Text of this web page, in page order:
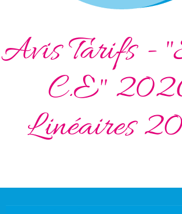
Avis Tarifs -
C.E"
Linéaires